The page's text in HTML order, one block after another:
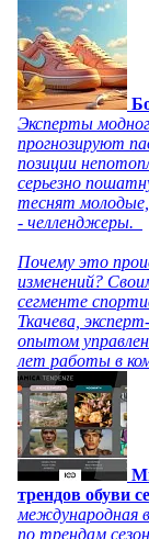
Эксперты
прогнозируют
позиции
серьезно
теснят
- челленджеры.
Почему это
изменений?
сегменте
Ткачева,
опытом
лет работы в
трендов обуви
международная
по трендам